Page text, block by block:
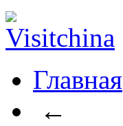
Главная
←